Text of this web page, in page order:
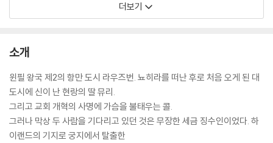
더보기
소개
윈필 왕국 제2의 항만 도시 라우즈번. 뇨히라를 떠난 후로 처음 오게 된 대
도시에 신이 난 현랑의 딸 뮤리.
그리고 교회 개혁의 사명에 가슴을 불태우는 콜.
그러나 막상 두 사람을 기다리고 있던 것은 무장한 세금 징수인이었다. 하
이랜드의 기지로 궁지에서 탈출한